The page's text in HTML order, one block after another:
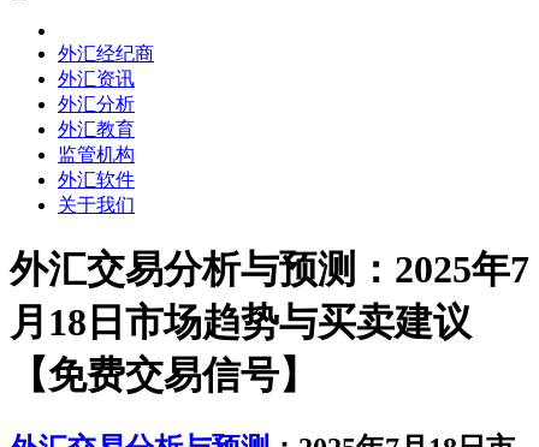
外汇经纪商
外汇资讯
外汇分析
外汇教育
监管机构
外汇软件
关于我们
外汇交易分析与预测：2025年7
月18日市场趋势与买卖建议
【免费交易信号】